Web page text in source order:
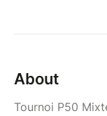
About
Tournoi P50